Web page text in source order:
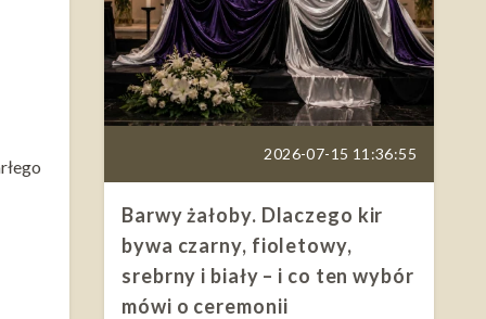
2026-07-15 11:36:55
Barwy żałoby. Dlaczego kir
bywa czarny, fioletowy,
srebrny i biały – i co ten wybór
mówi o ceremonii